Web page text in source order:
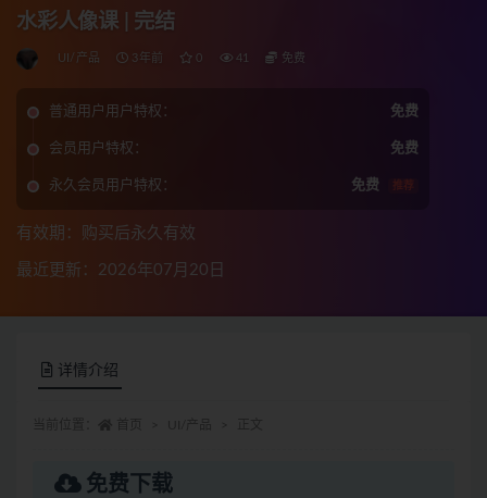
水彩人像课 | 完结
UI/产品 3年前 0 41 免费
普通用户用户特权： 免费
会员用户特权： 免费
永久会员用户特权： 免费 推荐
有效期：购买后永久有效
最近更新：2026年07月20日
详情介绍
免费下载